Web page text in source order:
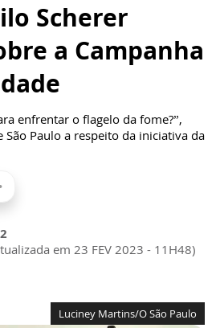
Scherer
a Campanha
enfrentar o flagelo da fome?”,
Paulo a respeito da iniciativa da
em 23 FEV 2023 - 11H48)
Luciney Martins/O São Paulo